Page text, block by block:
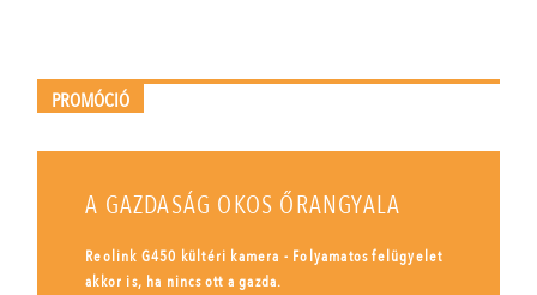
PROMÓCIÓ
A GAZDASÁG OKOS ŐRANGYALA
Reolink G450 kültéri kamera - Folyamatos felügyelet
akkor is, ha nincs ott a gazda.